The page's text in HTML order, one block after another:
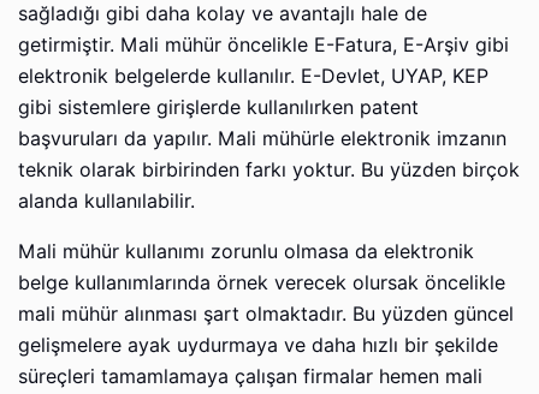
sağladığı gibi daha kolay ve avantajlı hale de
getirmiştir. Mali mühür öncelikle E-Fatura, E-Arşiv gibi
elektronik belgelerde kullanılır. E-Devlet, UYAP, KEP
gibi sistemlere girişlerde kullanılırken patent
başvuruları da yapılır. Mali mühürle elektronik imzanın
teknik olarak birbirinden farkı yoktur. Bu yüzden birçok
alanda kullanılabilir.
Mali mühür kullanımı zorunlu olmasa da elektronik
belge kullanımlarında örnek verecek olursak öncelikle
mali mühür alınması şart olmaktadır. Bu yüzden güncel
gelişmelere ayak uydurmaya ve daha hızlı bir şekilde
süreçleri tamamlamaya çalışan firmalar hemen mali